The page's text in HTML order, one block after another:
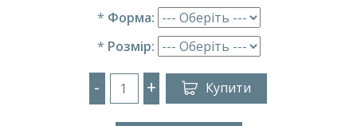
* Форма:
* Розмір:
- + Купити